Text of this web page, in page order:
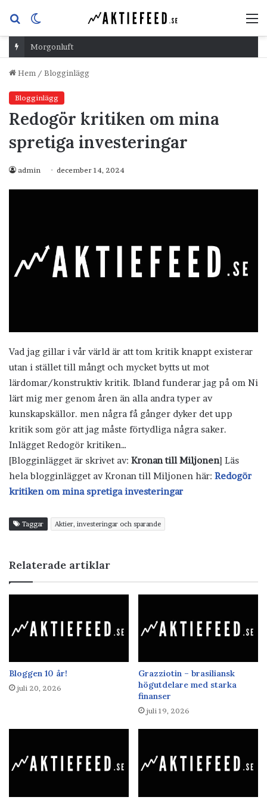
Sök
efterskin
Morgonluft
Hem / Blogginlägg
Blogginlägg
Redogör kritiken om mina
spretiga investeringar
admin december 14, 2024
Vad jag gillar i vår värld är att tom kritik knappt existerar
utan i stället till mångt och mycket bytts ut mot
lärdomar/konstruktiv kritik. Ibland funderar jag på om Ni
lärt mig mer genom åren än alla andra typer av
kunskapskällor. men några få gånger dyker det upp
kritik som gör att jag måste förtydliga några saker.
Inlägget Redogör kritiken…
[Blogginlägget är skrivet av: Kronan till Miljonen] Läs
hela blogginlägget av Kronan till Miljonen här: Redogör
kritiken om mina spretiga investeringar
Taggar Aktier, investeringar och sparande
Relaterade artiklar
Bloggen 10 år!
juli 20, 2026
Grazziotin – brasiliansk
högutdelare med starka
finanser
juli 19, 2026